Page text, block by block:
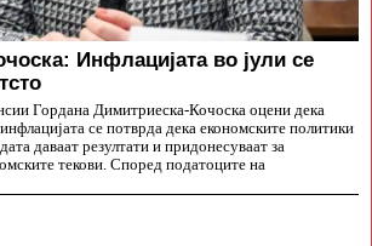
Инфлацијата во јули се
Гордана Димитриеска-Кочоска оцени дека
се потврда дека економските политики
даваат резултати и придонесуваат за
текови. Според податоците на